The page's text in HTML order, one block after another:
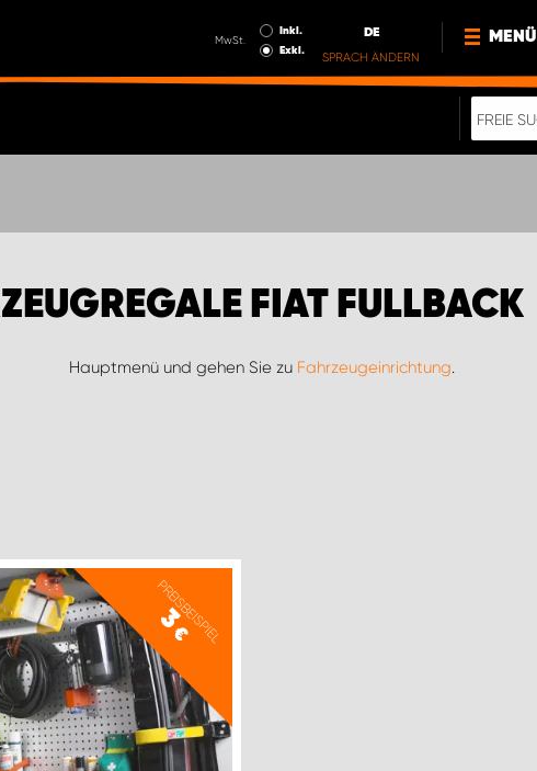
MwSt.
Inkl.
Exkl.
DE
SPRACH ÄNDERN
MENÜ
NEWS
FIAT FULLBACK
Hauptmenü und gehen Sie zu Fahrzeugeinrichtung.
PREISBEISPIEL
3
€